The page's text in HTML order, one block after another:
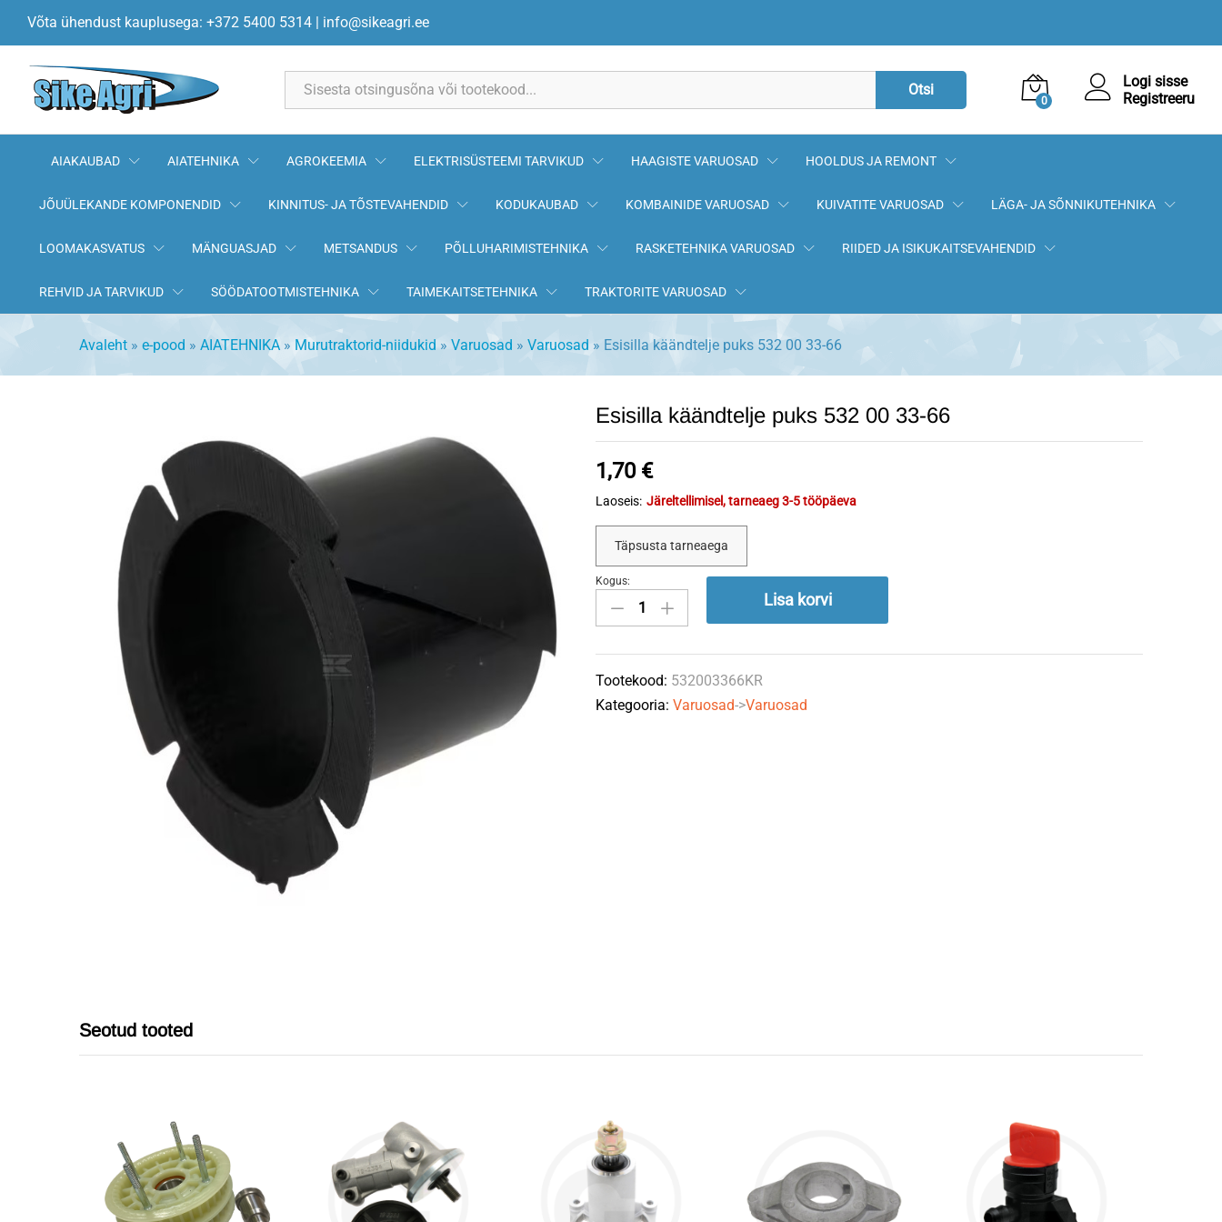
Võta ühendust kauplusega: +372 5400 5314 | info@sikeagri.ee
Otsi
0
Logi sisse
Registreeru
AIAKAUBAD AIATEHNIKA AGROKEEMIA ELEKTRISÜSTEEMI TARVIKUD HAAGISTE VARUOSAD HOOLDUS JA REMONT
JÕUÜLEKANDE KOMPONENDID KINNITUS- JA TÕSTEVAHENDID KODUKAUBAD KOMBAINIDE VARUOSAD KUIVATITE VARUOSAD LÄGA- JA SÕNNIKUTEHNIKA
LOOMAKASVATUS MÄNGUASJAD METSANDUS PÕLLUHARIMISTEHNIKA RASKETEHNIKA VARUOSAD RIIDED JA ISIKUKAITSEVAHENDID
REHVID JA TARVIKUD SÖÖDATOOTMISTEHNIKA TAIMEKAITSETEHNIKA TRAKTORITE VARUOSAD
Avaleht » e-pood » AIATEHNIKA » Murutraktorid-niidukid » Varuosad » Varuosad » Esisilla käändtelje puks 532 00 33-66
Esisilla käändtelje puks 532 00 33-66
1,70 €
Laoseis: Järeltellimisel, tarneaeg 3-5 tööpäeva
Täpsusta tarneaega
Esisilla
käändtelje
532
00
33-
Kogus:
Lisa korvi
Tootekood: 532003366KR
Kategooria:Varuosad->Varuosad
Seotud tooted
Esisilla käändtelje puks 532 00 33-66